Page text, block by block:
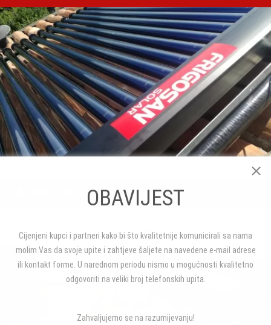
SMART WIFI TERMOSTATI
OBAVIJEST
Cijenjeni kupci i partneri kako bi što kvalitetnije komunicirali sa nama
molim Vas da svoje upite i zahtjeve šaljete na navedene e-mail adrese
ili kontakt forme. U narednom periodu nismo u mogućnosti kvalitetno
odgovoriti na veliki broj telefonskih upita.
Zahvaljujemo se na razumijevanju!